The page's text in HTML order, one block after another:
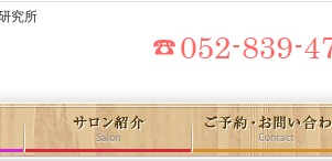
究所